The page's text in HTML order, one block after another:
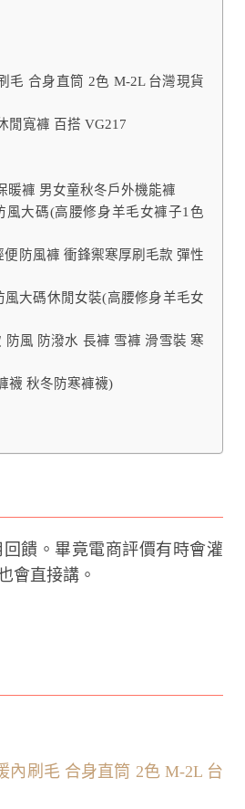
毛 合身直筒 2色 M-2L 台灣現貨
閒寬褲 百搭 VG217
暖褲 男女童秋冬戶外機能褲
風大碼(高腰修身羊毛女褲子1色
防風褲 衝鋒禦寒厚刷毛款 彈性
風大碼休閒女裝(高腰修身羊毛女
防風 防潑水 長褲 雪褲 滑雪裝 寒
襪 秋冬防寒褲襪)
饋。畢竟電商評價有時會灌
會直接講。
內刷毛 合身直筒 2色 M-2L 台